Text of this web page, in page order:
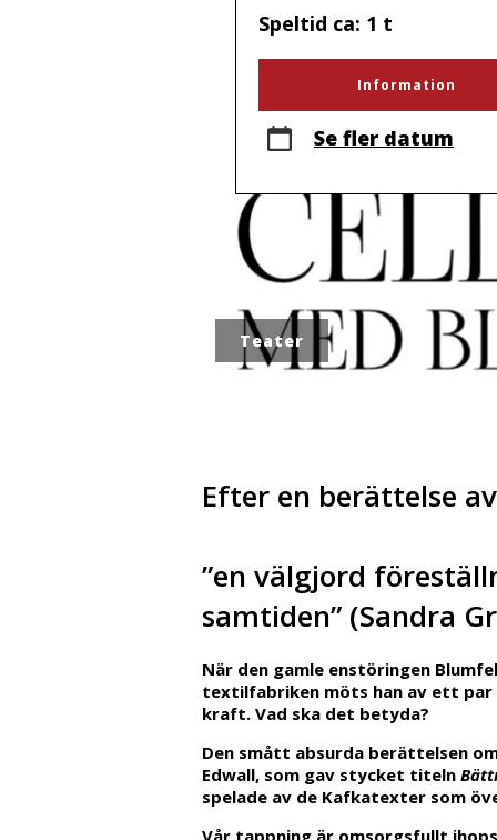
Speltid ca: 1 t
Information
Se fler datum
Teater
Efter en berättelse
”en välgjord
samtiden” (Sandra
När den gamle enstöringen
textilfabriken möts han av ett par
kraft. Vad ska det betyda?
Den smått absurda berättelsen
Edwall, som gav stycket titeln
spelade av de Kafkatexter som
Vår tappning är omsorgsfullt